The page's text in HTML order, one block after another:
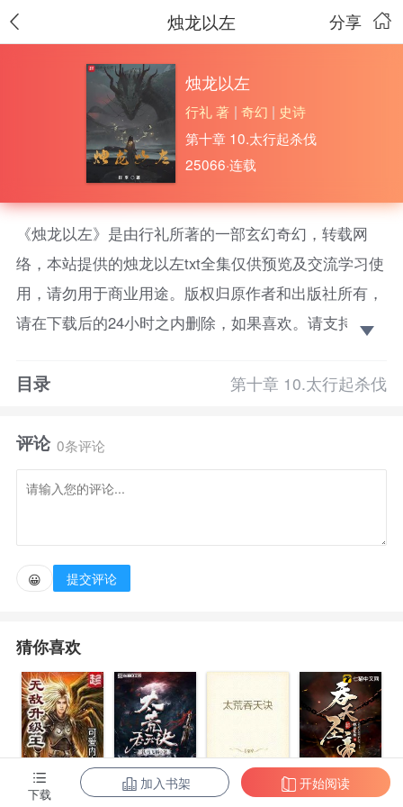
分享
烛龙以左
烛龙以左
行礼 著 | 奇幻 | 史诗
第十章 10.太行起杀伐
25066·连载
《烛龙以左》是由行礼所著的一部玄幻奇幻，转载网
络，本站提供的烛龙以左txt全集仅供预览及交流学习使
用，请勿用于商业用途。版权归原作者和出版社所有，
请在下载后的24小时之内删除，如果喜欢。请支持正
看见一座朱红寺庙里有水缸粗的赤色大蛇，它老人家盘
人迹罕至的深山，却有人轻声念叨着故事。
“那小子这么传不怕我找上门来么？”
伴随着声音落下，寂静无声的山野突然响起金铁摩擦
的扣鸣，赤色的庞然大物隐没于幽潭，在岸边留下一则
陈旧的故事书。
故事书摊开的纸页已经微微泛黄，上面有一行字这样
写到——
目录 第十章 10.太行起杀伐
评论 0条评论
😀 提交评论
猜你喜欢
无敌升级王
柳无邪和徐凌
太荒吞天诀
吞天圣帝
下载
加入书架 开始阅读